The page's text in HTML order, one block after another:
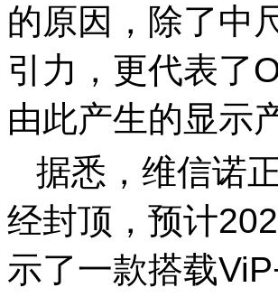
的原因，除了中
引力，更代表了
由此产生的显示
据悉，维信诺
经封顶，预计
示了一款搭载